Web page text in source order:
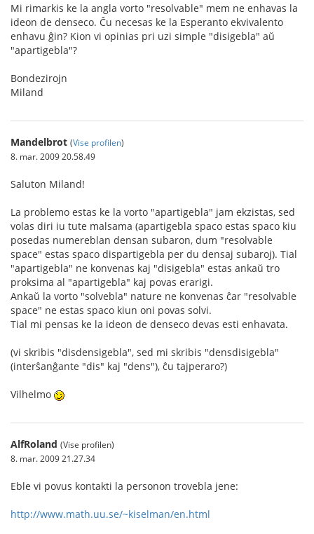
Mi rimarkis ke la angla vorto "resolvable" mem ne enhavas la
ideon de denseco. Ĉu necesas ke la Esperanto ekvivalento
enhavu ĝin? Kion vi opinias pri uzi simple "disigebla" aŭ
"apartigebla"?
Bondezirojn
Miland
Mandelbrot (Vise profilen)
8. mar. 2009 20.58.49
Saluton Miland!
La problemo estas ke la vorto "apartigebla" jam ekzistas, sed
volas diri iu tute malsama (apartigebla spaco estas spaco kiu
posedas numereblan densan subaron, dum "resolvable
space" estas spaco dispartigebla per du densaj subaroj). Tial
"apartigebla" ne konvenas kaj "disigebla" estas ankaŭ tro
proksima al "apartigebla" kaj povas erarigi.
Ankaŭ la vorto "solvebla" nature ne konvenas ĉar "resolvable
space" ne estas spaco kiun oni povas solvi.
Tial mi pensas ke la ideon de denseco devas esti enhavata.
(vi skribis "disdensigebla", sed mi skribis "densdisigebla"
(interŝanĝante "dis" kaj "dens"), ĉu tajperaro?)
Vilhelmo
AlfRoland (Vise profilen)
8. mar. 2009 21.27.34
Eble vi povus kontakti la personon trovebla jene:
http://www.math.uu.se/~kiselman/en.html